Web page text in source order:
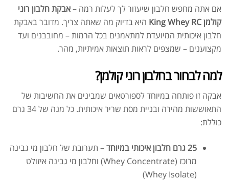
אם אתה מחפש חלבון שיעזור לך לעלות רמה –אבקת חלבון רוני
קולמן King Whey RC
היא בדיוק מה שאתה צריך. מדובר באבקת
חלבון איכותית המיועדת למתאמנים בכל הרמות – מחובבנים ועד
מקצוענים – שמצפים לראות תוצאות אמיתיות, מהר.
למה לבחור בחלבון רוני קולמן?
אבקה זו פותחה במיוחד לספורטאים שמבינים את החשיבות של
התאוששות מהירה ובניית מסת שריר איכותית. כל מנה של 34 גרם
כוללת:
25 גרם חלבון איכותי במיוחד
– תערובת של חלבון מי גבינה
מרוכז (Whey Concentrate) וחלבון מי גבינה איזולט
(Whey Isolate)